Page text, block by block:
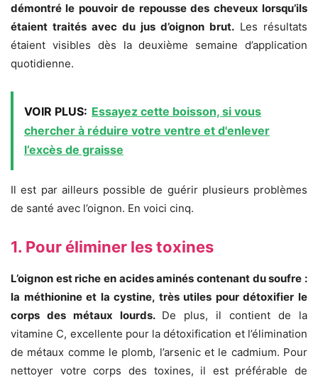
démontré le pouvoir de repousse des cheveux lorsqu’ils
étaient traités avec du jus d’oignon brut. Les résultats
étaient visibles dès la deuxième semaine d’application
quotidienne.
VOIR PLUS: Essayez cette boisson, si vous
chercher à réduire votre ventre et d'enlever
l’excès de graisse
Il est par ailleurs possible de guérir plusieurs problèmes
de santé avec l’oignon. En voici cinq.
1. Pour éliminer les toxines
L’oignon est riche en acides aminés contenant du soufre :
la méthionine et la cystine, très utiles pour détoxifier le
corps des métaux lourds. De plus, il contient de la
vitamine C, excellente pour la détoxification et l’élimination
de métaux comme le plomb, l’arsenic et le cadmium. Pour
nettoyer votre corps des toxines, il est préférable de